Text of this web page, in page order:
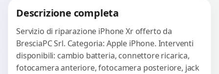
Descrizione completa
Servizio di riparazione iPhone Xr offerto da
BresciaPC Srl. Categoria: Apple iPhone. Interventi
disponibili: cambio batteria, connettore ricarica,
fotocamera anteriore, fotocamera posteriore, jack